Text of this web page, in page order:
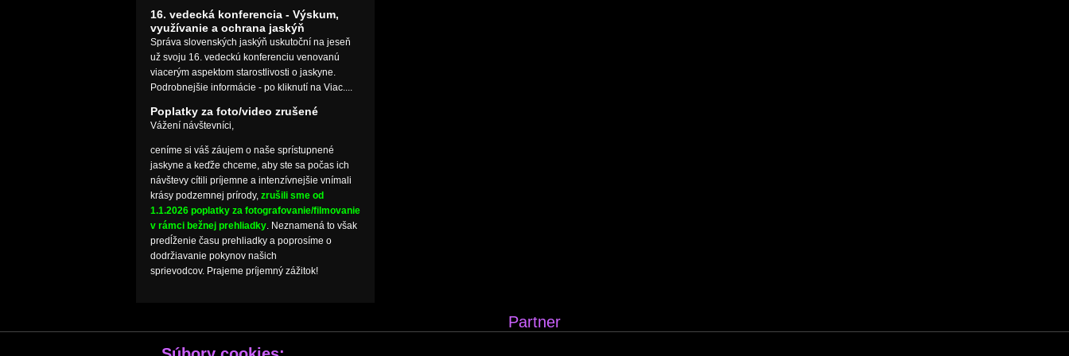
16. vedecká konferencia - Výskum,
využívanie a ochrana jaskýň
Správa slovenských jaskýň uskutoční na jeseň
už svoju 16. vedeckú konferenciu venovanú
viacerým aspektom starostlivosti o jaskyne.
Podrobnejšie informácie - po kliknutí na Viac....
Poplatky za foto/video zrušené
Vážení návštevníci,
ceníme si váš záujem o naše sprístupnené
jaskyne a keďže chceme, aby ste sa počas ich
návštevy cítili príjemne a intenzívnejšie vnímali
krásy podzemnej prírody, zrušili sme od
1.1.2026 poplatky za fotografovanie/filmovanie
v rámci bežnej prehliadky. Neznamená to však
predĺženie času prehliadky a poprosíme o
dodržiavanie pokynov našich
sprievodcov. Prajeme príjemný zážitok!
Partner